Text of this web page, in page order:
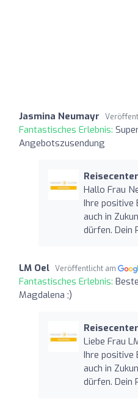
Jasmina Neumayr
Fantastisches Erlebnis:
Angebotszusendung
Hallo Frau
Ihre positive
auch in
dürfen. Dein
LM Oel Veröffentlicht am
Fantastisches Erlebnis:
Magdalena ;)
Liebe Frau
Ihre positive
auch in
dürfen. Dein